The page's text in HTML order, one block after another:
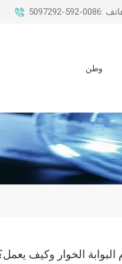
:0086-592-5097292
وطن
الخوار وكيف